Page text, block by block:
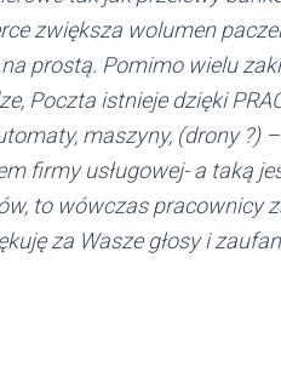
zwiększa wolumen
prostą. Pomimo wielu
Poczta istnieje dzięki
maszyny, (drony ?)
firmy usługowej- a taką
to wówczas pracownicy
za Wasze głosy i